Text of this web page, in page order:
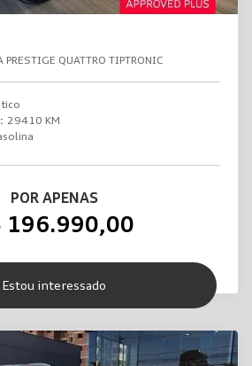
QUATTRO TIPTRONIC
29410 KM
POR APENAS
196.990,00
Estou interessado